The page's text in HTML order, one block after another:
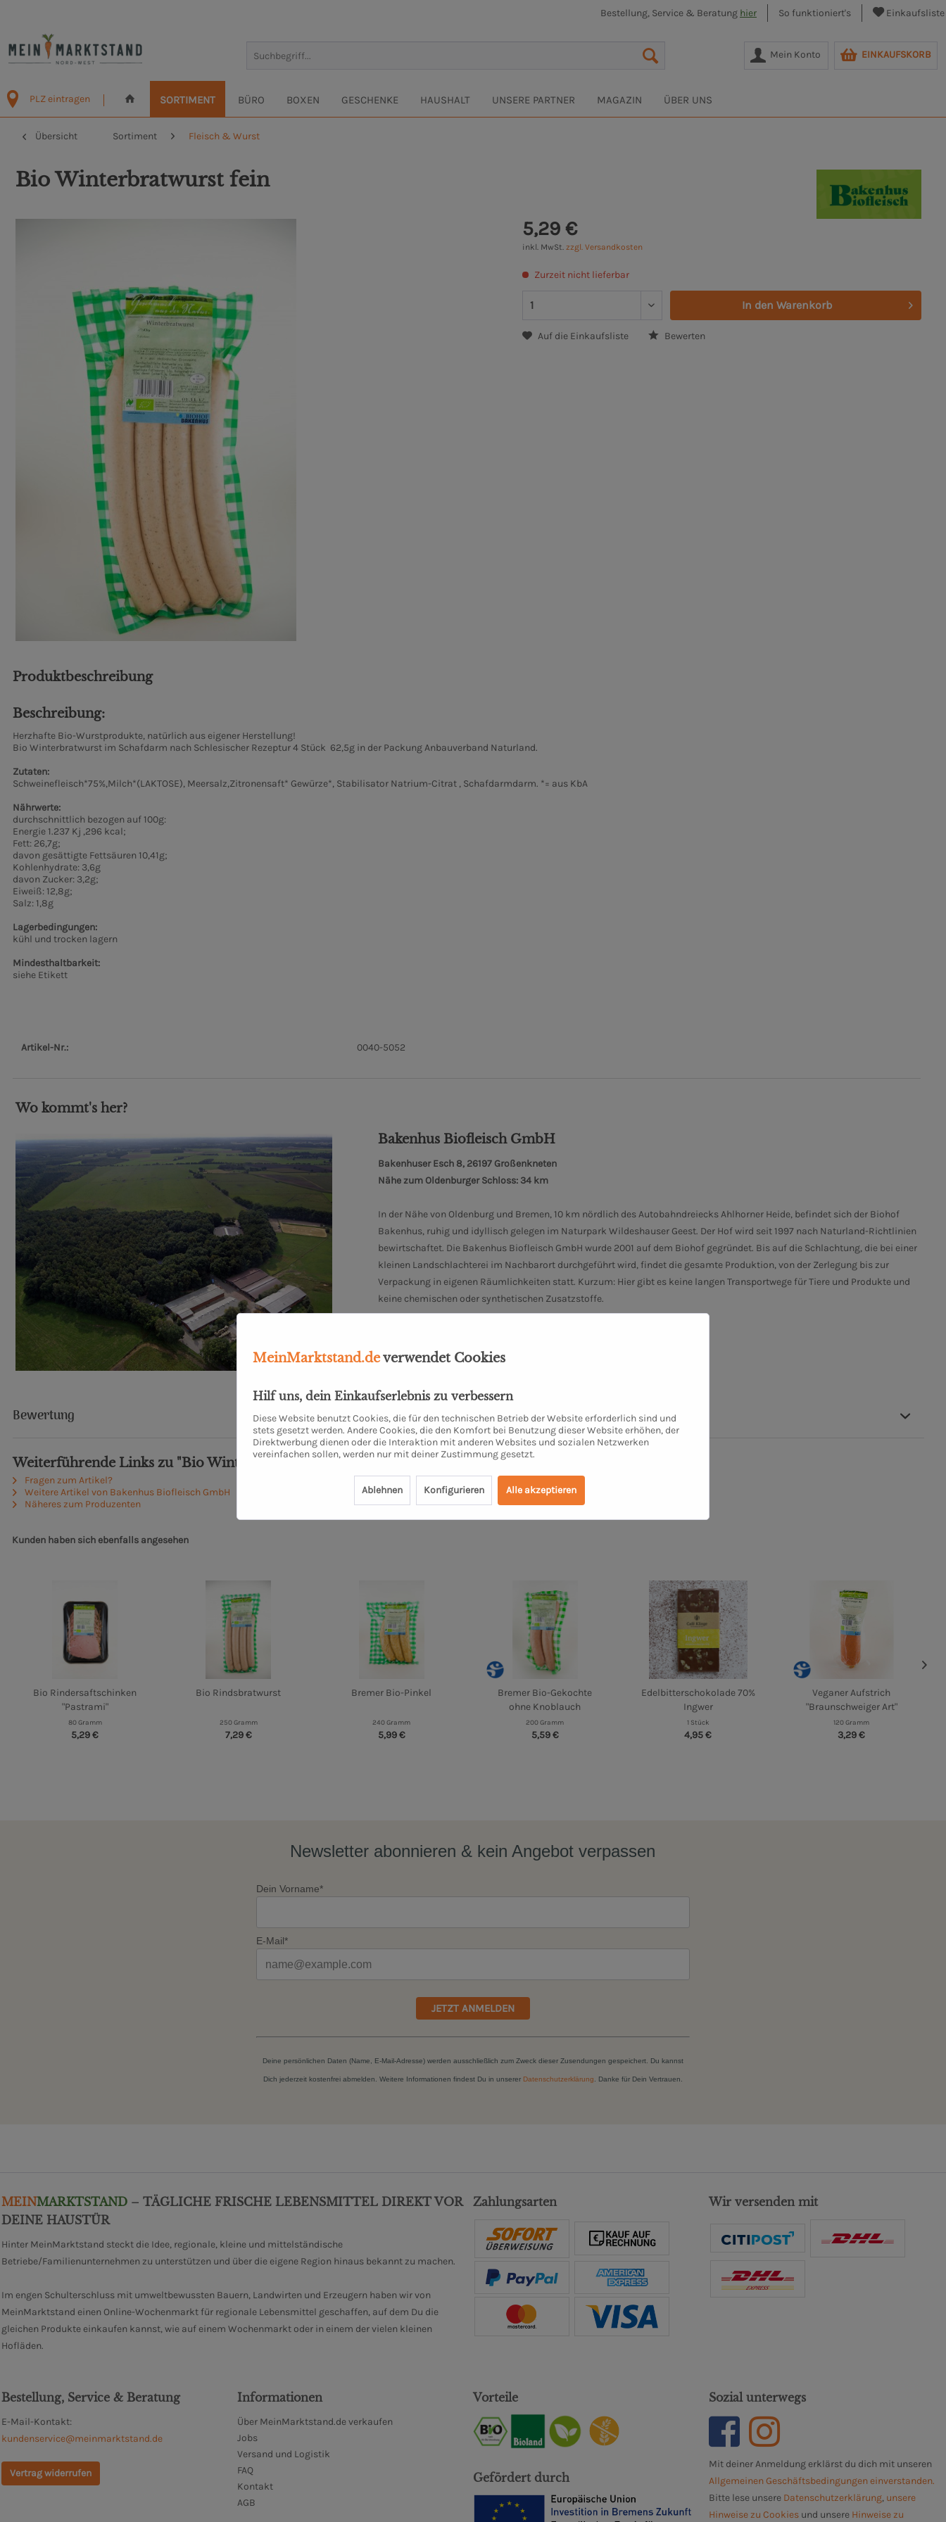
Bestellung, Service & Beratung hier So funktioniert's Einkaufsliste
Mein Konto EINKAUFSKORB
PLZ eintragen SORTIMENT BÜRO BOXEN GESCHENKE HAUSHALT UNSERE PARTNER MAGAZIN ÜBER UNS
Übersicht Sortiment Fleisch & Wurst
Bio Winterbratwurst fein
5,29 €
inkl. MwSt.zzgl. Versandkosten
Zurzeit nicht lieferbar
In den Warenkorb
Auf die Einkaufsliste Bewerten
Produktbeschreibung
Beschreibung:
Herzhafte Bio-Wurstprodukte, natürlich aus eigener Herstellung!
Bio Winterbratwurst im Schafdarm nach Schlesischer Rezeptur 4 Stück 62,5g in der PackungAnbauverband Naturland.
Zutaten:
Schweinefleisch*75%,Milch*(LAKTOSE), Meersalz,Zitronensaft* Gewürze*, Stabilisator Natrium-Citrat , Schafdarmdarm. *= aus KbA
Nährwerte:
durchschnittlich bezogen auf 100g:
Energie 1.237 Kj ,296 kcal;
Fett: 26,7g;
davon gesättigte Fettsäuren 10,41g;
Kohlenhydrate: 3,6g
davon Zucker: 3,2g;
Eiweiß: 12,8g;
Salz: 1,8g
Lagerbedingungen:
kühl und trocken lagern
Mindesthaltbarkeit:
siehe Etikett
Artikel-Nr.: 0040-5052
Wo kommt's her?
Bakenhus Biofleisch GmbH
Bakenhuser Esch 8, 26197 Großenkneten
Nähe zum Oldenburger Schloss: 34 km
In der Nähe von Oldenburg und Bremen, 10 km nördlich des Autobahndreiecks Ahlhorner Heide, befindet sich der Biohof
Bakenhus, ruhig und idyllisch gelegen im Naturpark Wildeshauser Geest. Der Hof wird seit 1997 nach Naturland-Richtlinien
bewirtschaftet. Die Bakenhus Biofleisch GmbH wurde 2001 auf dem Biohof gegründet. Bis auf die Schlachtung, die bei einer
kleinen Landschlachterei im Nachbarort durchgeführt wird, findet die gesamte Produktion, von der Zerlegung bis zur
Verpackung in eigenen Räumlichkeiten statt. Kurzum: Hier gibt es keine langen Transportwege für Tiere und Produkte und
keine chemischen oder synthetischen Zusatzstoffe.
Bewertung
Weiterführende Links zu "Bio Winterbratwurst fein"
Fragen zum Artikel?
Weitere Artikel von Bakenhus Biofleisch GmbH
Näheres zum Produzenten
Kunden haben sich ebenfalls angesehen
Bio Rindersaftschinken
"Pastrami"
80 Gramm
5,29 €
Bio Rindsbratwurst
250 Gramm
7,29 €
Bremer Bio-Pinkel
240 Gramm
5,99 €
Bremer Bio-Gekochte
ohne Knoblauch
200 Gramm
5,59 €
Edelbitterschokolade 70%
Ingwer
1 Stück
4,95 €
Veganer Aufstrich
"Braunschweiger Art"
120 Gramm
3,29 €
Newsletter abonnieren & kein Angebot verpassen
Dein Vorname*
E-Mail*
JETZT ANMELDEN
Deine persönlichen Daten (Name, E-Mail-Adresse) werden ausschließlich zum Zweck dieser Zusendungen gespeichert. Du kannst
Dich jederzeit kostenfrei abmelden. Weitere Informationen findest Du in unserer Datenschutzerklärung. Danke für Dein Vertrauen.
MEINMARKTSTAND – TÄGLICHE FRISCHE LEBENSMITTEL DIREKT VOR
DEINE HAUSTÜR
Hinter MeinMarktstand steckt die Idee, regionale, kleine und mittelständische
Betriebe/Familienunternehmen zu unterstützen und über die eigene Region hinaus bekannt zu machen.
Im engen Schulterschluss mit umweltbewussten Bauern, Landwirten und Erzeugern haben wir von
MeinMarktstand einen Online-Wochenmarkt für regionale Lebensmittel geschaffen, auf dem Du die
gleichen Produkte einkaufen kannst, wie auf einem Wochenmarkt oder in einem der vielen kleinen
Hofläden.
Zahlungsarten Wir versenden mit
Bestellung, Service & Beratung
E-Mail-Kontakt:
kundenservice@meinmarktstand.de
Vertrag widerrufen
Informationen
Über MeinMarktstand.de verkaufen
Jobs
Versand und Logistik
FAQ
Kontakt
AGB
Vorteile
Gefördert durch
Sozial unterwegs
Mit deiner Anmeldung erklärst du dich mit unseren
Allgemeinen Geschäftsbedingungen einverstanden.
Bitte lese unsere Datenschutzerklärung, unsere
Hinweise zu Cookies und unsere Hinweise zu
MeinMarktstand.deverwendet Cookies
Hilf uns, dein Einkaufserlebnis zu verbessern
Diese Website benutzt Cookies, die für den technischen Betrieb der Website erforderlich sind und
stets gesetzt werden. Andere Cookies, die den Komfort bei Benutzung dieser Website erhöhen, der
Direktwerbung dienen oder die Interaktion mit anderen Websites und sozialen Netzwerken
vereinfachen sollen, werden nur mit deiner Zustimmung gesetzt.
Ablehnen Konfigurieren Alle akzeptieren